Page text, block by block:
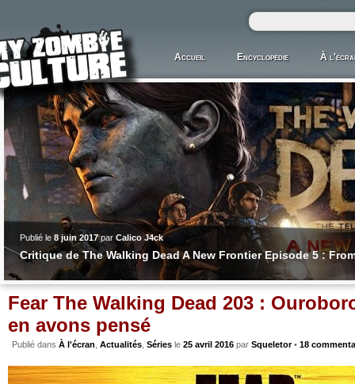
Accueil Encyclopédie À
Publié le 8 juin 2017par Calico J4ck
Critique de The Walking Dead A New Frontier Episode 5 :
Fear The Walking Dead 203 :
en avons pensé
Publié dans À l'écran Actualités Séries le 25 avril 2016 par Squeletor• 18